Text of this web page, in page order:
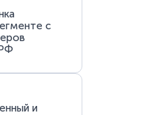
с
и